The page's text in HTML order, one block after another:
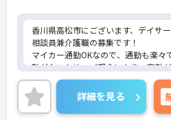
香川県高松市にございます、デイサ
相談員兼介護職の募集です！
マイカー通勤OKなので、通勤も楽
勤がないため、ご都合により、夜勤
おすすめの求人になります。
ご興味のある方は、マイナビ介護職ま
せください。
詳細を見る